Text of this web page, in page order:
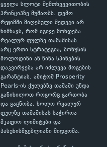
ყველა სლოტი შემთხვევითობის
პრინციპზე მუშაობს. დემო
რეჟიმში მიღებული შედეგი არ
ნიშნავს, რომ იგივე მოხდება
რეალურ ფულზე თამაშისას.
არც ერთი სტრატეგია, ბონუსის
მოლოდინი ან წინა სპინების
დაკვირვება არ იძლევა მოგების
გარანტიას. ამიტომ Prosperity
Pearls-ის ქულებზე თამაში უნდა
განიხილოთ როგორც გართობა
და გაცნობა, ხოლო რეალურ
ფულზე თამაშისას საჭიროა
მკაფიო ლიმიტები და
პასუხისმგებლიანი მიდგომა.